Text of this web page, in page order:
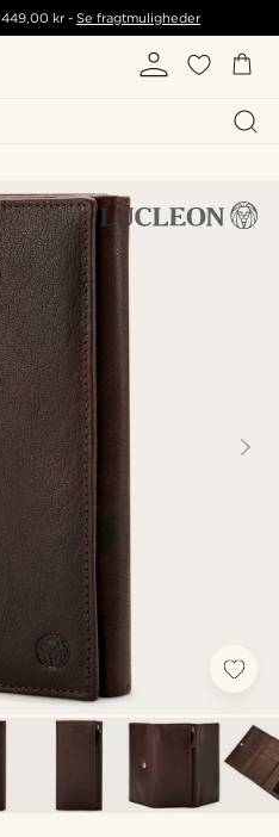
449,00 kr- Se fragtmuligheder